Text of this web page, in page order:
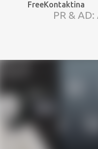
スキップして
FreeKontaktina
PR &